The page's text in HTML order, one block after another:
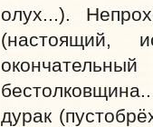
олух...).
(настоящий,
дурак